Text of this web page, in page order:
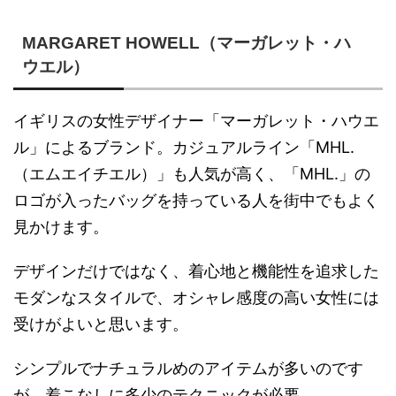
MARGARET HOWELL（マーガレット・ハ
ウエル）
イギリスの女性デザイナー「マーガレット・ハウエ
ル」によるブランド。カジュアルライン「MHL.
（エムエイチエル）」も人気が高く、「MHL.」の
ロゴが入ったバッグを持っている人を街中でもよく
見かけます。
デザインだけではなく、着心地と機能性を追求した
モダンなスタイルで、オシャレ感度の高い女性には
受けがよいと思います。
シンプルでナチュラルめのアイテムが多いのです